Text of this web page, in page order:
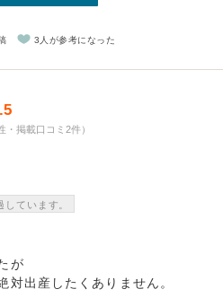
3人が参考になった
掲載口コミ2件）
ています。
が
対出産したくありません。